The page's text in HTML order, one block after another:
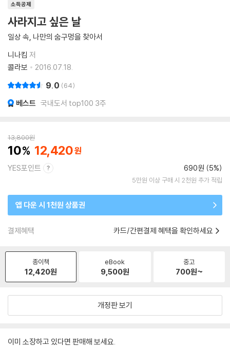
소득공제
사라지고 싶은 날
일상 속, 나만의 숨구멍을 찾아서
니나킴 저
콜라보
2016.07.18.
9.0 64
베스트 국내도서 top100 3주
13,800원
10 12,420
YES포인트 690원 (5%)
5만원 이상 구매 시 2천원 추가 적립
앱 다운 시 1천원 상품권
결제혜택 카드/간편결제 혜택을 확인하세요
종이책
12,420원
eBook
9,500원
중고
700원~
개정판 보기
이미 소장하고 있다면 판매해 보세요.